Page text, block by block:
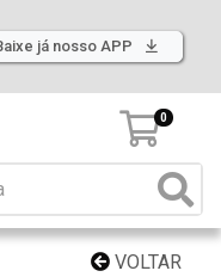
já nosso APP
0
VOLTAR